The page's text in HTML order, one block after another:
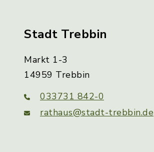
Stadt Trebbin
Markt 1-3
14959 Trebbin
033731 842-0
rathaus@stadt-trebbin.de